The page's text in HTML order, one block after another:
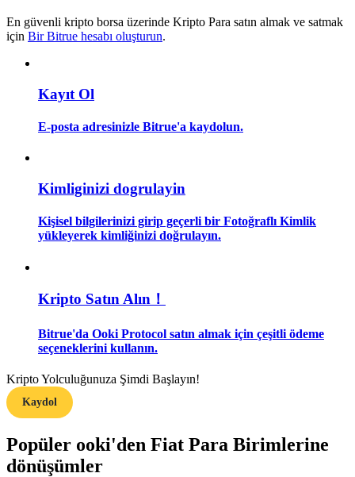
Nasıl kârlı kalabileceğinizi öğrenin
En güvenli kripto borsa üzerinde Kripto Para satın almak ve satmak
için Bir Bitrue hesabı oluşturun.
Kayıt Ol
E-posta adresinizle Bitrue'a kaydolun.
Kimliginizi dogrulayin
Kişisel bilgilerinizi girip geçerli bir Fotoğraflı Kimlik
yükleyerek kimliğinizi doğrulayın.
Kripto Satın Alın！
Bitrue'da Ooki Protocol satın almak için çeşitli ödeme
seçeneklerini kullanın.
Kripto Yolculuğunuza Şimdi Başlayın!
Kaydol
Popüler ooki'den Fiat Para Birimlerine
dönüşümler